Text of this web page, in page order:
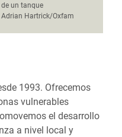
un tanque
Hartrick/Oxfam
1993. Ofrecemos
vulnerables
el desarrollo
a nivel local y